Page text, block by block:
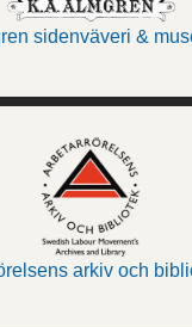
sidenväveri &
arkiv och